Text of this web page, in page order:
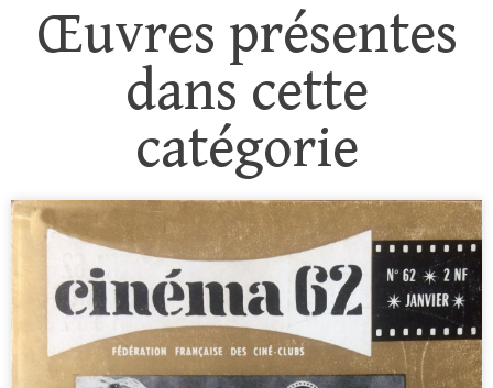
Œuvres présentes
dans cette
catégorie